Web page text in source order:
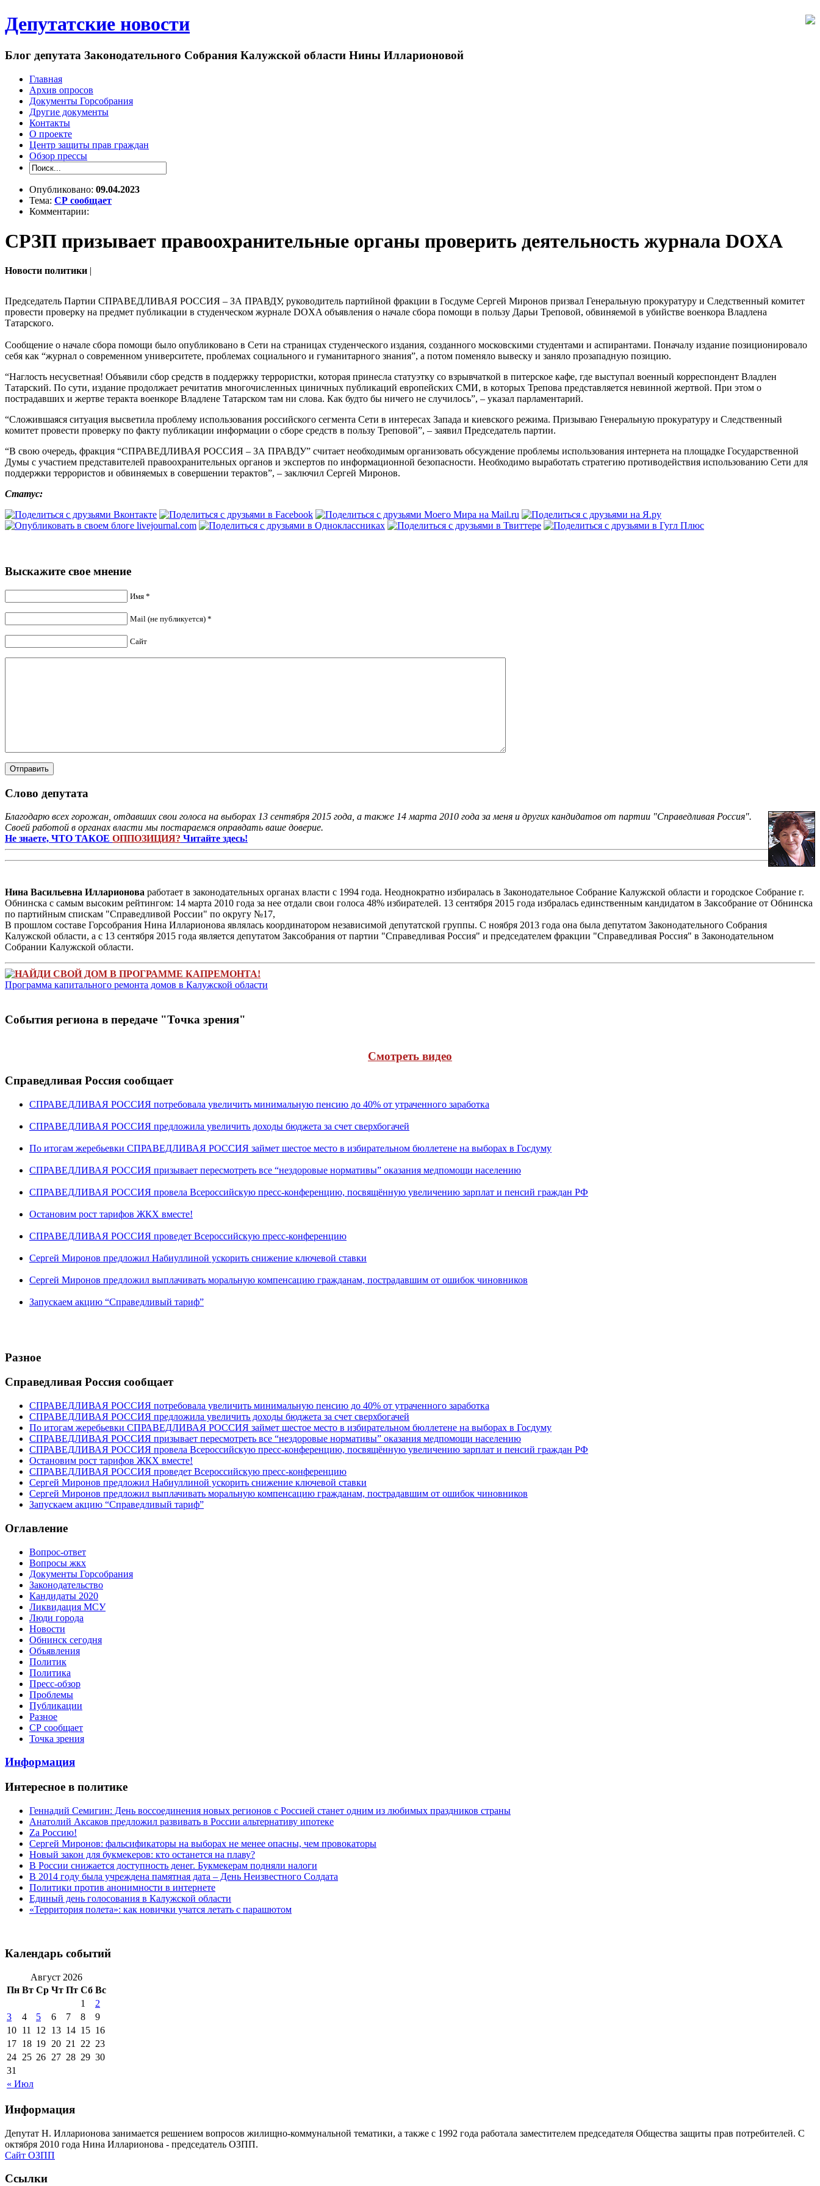
Депутатские новости
Блог депутата Законодательного Собрания Калужской области Нины Илларионовой
Главная
Архив опросов
Документы Горсобрания
Другие документы
Контакты
О проекте
Центр защиты прав граждан
Обзор прессы
Опубликовано: 09.04.2023
Тема: СР сообщает
Комментарии:
СРЗП призывает правоохранительные органы проверить деятельность журнала DOXA
Новости политики
Председатель Партии СПРАВЕДЛИВАЯ РОССИЯ – ЗА ПРАВДУ, руководитель партийной фракции в Госдуме Сергей Миронов призвал Генеральную прокуратуру и Следственный комитет
провести проверку на предмет публикации в студенческом журнале DOXA объявления о начале сбора помощи в пользу Дарьи Треповой, обвиняемой в убийстве военкора Владлена
Татарского.
Сообщение о начале сбора помощи было опубликовано в Сети на страницах студенческого издания, созданного московскими студентами и аспирантами. Поначалу издание позиционировало
себя как “журнал о современном университете, проблемах социального и гуманитарного знания”, а потом поменяло вывеску и заняло прозападную позицию.
“Наглость несусветная! Объявили сбор средств в поддержку террористки, которая принесла статуэтку со взрывчаткой в питерское кафе, где выступал военный корреспондент Владлен
Татарский. По сути, издание продолжает речитатив многочисленных циничных публикаций европейских СМИ, в которых Трепова представляется невинной жертвой. При этом о
пострадавших и жертве теракта военкоре Владлене Татарском там ни слова. Как будто бы ничего не случилось”, – указал парламентарий.
“Сложившаяся ситуация высветила проблему использования российского сегмента Сети в интересах Запада и киевского режима. Призываю Генеральную прокуратуру и Следственный
комитет провести проверку по факту публикации информации о сборе средств в пользу Треповой”, – заявил Председатель партии.
“В свою очередь, фракция “СПРАВЕДЛИВАЯ РОССИЯ – ЗА ПРАВДУ” считает необходимым организовать обсуждение проблемы использования интернета на площадке Государственной
Думы с участием представителей правоохранительных органов и экспертов по информационной безопасности. Необходимо выработать стратегию противодействия использованию Сети для
поддержки террористов и обвиняемых в совершении терактов”, – заключил Сергей Миронов.
Статус:
Выскажите свое мнение
Имя *
Mail (не публикуется) *
Сайт
Слово депутата
Благодарю всех горожан, отдавших свои голоса на выборах 13 сентября 2015 года, а также 14 марта 2010 года за меня и других кандидатов от партии "Справедливая Россия".
Своей работой в органах власти мы постараемся оправдать ваше доверие.
Не знаете, ЧТО ТАКОЕ ОППОЗИЦИЯ? Читайте здесь!
Нина Васильевна Илларионова работает в законодательных органах власти с 1994 года. Неоднократно избиралась в Законодательное Собрание Калужской области и городское Собрание г.
Обнинска с самым высоким рейтингом: 14 марта 2010 года за нее отдали свои голоса 48% избирателей. 13 сентября 2015 года избралась единственным кандидатом в Заксобрание от Обнинска
по партийным спискам "Справедливой России" по округу №17,
В прошлом составе Горсобрания Нина Илларионова являлась координатором независимой депутатской группы. С ноября 2013 года она была депутатом Законодательного Собрания
Калужской области, а с 13 сентября 2015 года является депутатом Заксобрания от партии "Справедливая Россия" и председателем фракции "Справедливая Россия" в Законодательном
Собрании Калужской области.
НАЙДИ СВОЙ ДОМ В ПРОГРАММЕ КАПРЕМОНТА!
Программа капитального ремонта домов в Калужской области
Cобытия региона в передачe "Точка зрения"
Cмотреть видео
Справедливая Россия сообщает
СПРАВЕДЛИВАЯ РОССИЯ потребовала увеличить минимальную пенсию до 40% от утраченного заработка
СПРАВЕДЛИВАЯ РОССИЯ предложила увеличить доходы бюджета за счет сверхбогачей
По итогам жеребьевки СПРАВЕДЛИВАЯ РОССИЯ займет шестое место в избирательном бюллетене на выборах в Госдуму
СПРАВЕДЛИВАЯ РОССИЯ призывает пересмотреть все “нездоровые нормативы” оказания медпомощи населению
СПРАВЕДЛИВАЯ РОССИЯ провела Всероссийскую пресс-конференцию, посвящённую увеличению зарплат и пенсий граждан РФ
Остановим рост тарифов ЖКХ вместе!
СПРАВЕДЛИВАЯ РОССИЯ проведет Всероссийскую пресс-конференцию
Сергей Миронов предложил Набиуллиной ускорить снижение ключевой ставки
Сергей Миронов предложил выплачивать моральную компенсацию гражданам, пострадавшим от ошибок чиновников
Запускаем акцию “Справедливый тариф”
Разное
Справедливая Россия сообщает
СПРАВЕДЛИВАЯ РОССИЯ потребовала увеличить минимальную пенсию до 40% от утраченного заработка
СПРАВЕДЛИВАЯ РОССИЯ предложила увеличить доходы бюджета за счет сверхбогачей
По итогам жеребьевки СПРАВЕДЛИВАЯ РОССИЯ займет шестое место в избирательном бюллетене на выборах в Госдуму
СПРАВЕДЛИВАЯ РОССИЯ призывает пересмотреть все “нездоровые нормативы” оказания медпомощи населению
СПРАВЕДЛИВАЯ РОССИЯ провела Всероссийскую пресс-конференцию, посвящённую увеличению зарплат и пенсий граждан РФ
Остановим рост тарифов ЖКХ вместе!
СПРАВЕДЛИВАЯ РОССИЯ проведет Всероссийскую пресс-конференцию
Сергей Миронов предложил Набиуллиной ускорить снижение ключевой ставки
Сергей Миронов предложил выплачивать моральную компенсацию гражданам, пострадавшим от ошибок чиновников
Запускаем акцию “Справедливый тариф”
Оглавление
Вопрос-ответ
Вопросы жкх
Документы Горсобрания
Законодательство
Кандидаты 2020
Ликвидация МСУ
Люди города
Новости
Обнинск сегодня
Объявления
Политик
Политика
Пресс-обзор
Проблемы
Публикации
Разное
СР сообщает
Точка зрения
Информация
Интересное в политике
Геннадий Семигин: День воссоединения новых регионов с Россией станет одним из любимых праздников страны
Анатолий Аксаков предложил развивать в России альтернативу ипотеке
Zа Россию!
Сергей Миронов: фальсификаторы на выборах не менее опасны, чем провокаторы
Новый закон для букмекеров: кто останется на плаву?
В России снижается доступность денег. Букмекерам подняли налоги
В 2014 году была учреждена памятная дата – День Неизвестного Солдата
Политики против анонимности в интернете
Единый день голосования в Калужской области
«Территория полета»: как новички учатся летать с парашютом
Календарь событий
Август 2026
Пн Вт Ср Чт Пт Сб Вс
« Июл
1
2
3
4 5 6 7 8
9
10 11 12 13 14 15 16
17 18 19 20 21 22 23
24 25 26 27 28 29 30
31
Информация
Депутат Н. Илларионова занимается решением вопросов жилищно-коммунальной тематики, а также с 1992 года работала заместителем председателя Общества защиты прав потребителей. С
октября 2010 года Нина Илларионова - председатель ОЗПП.
Сайт ОЗПП
Ссылки